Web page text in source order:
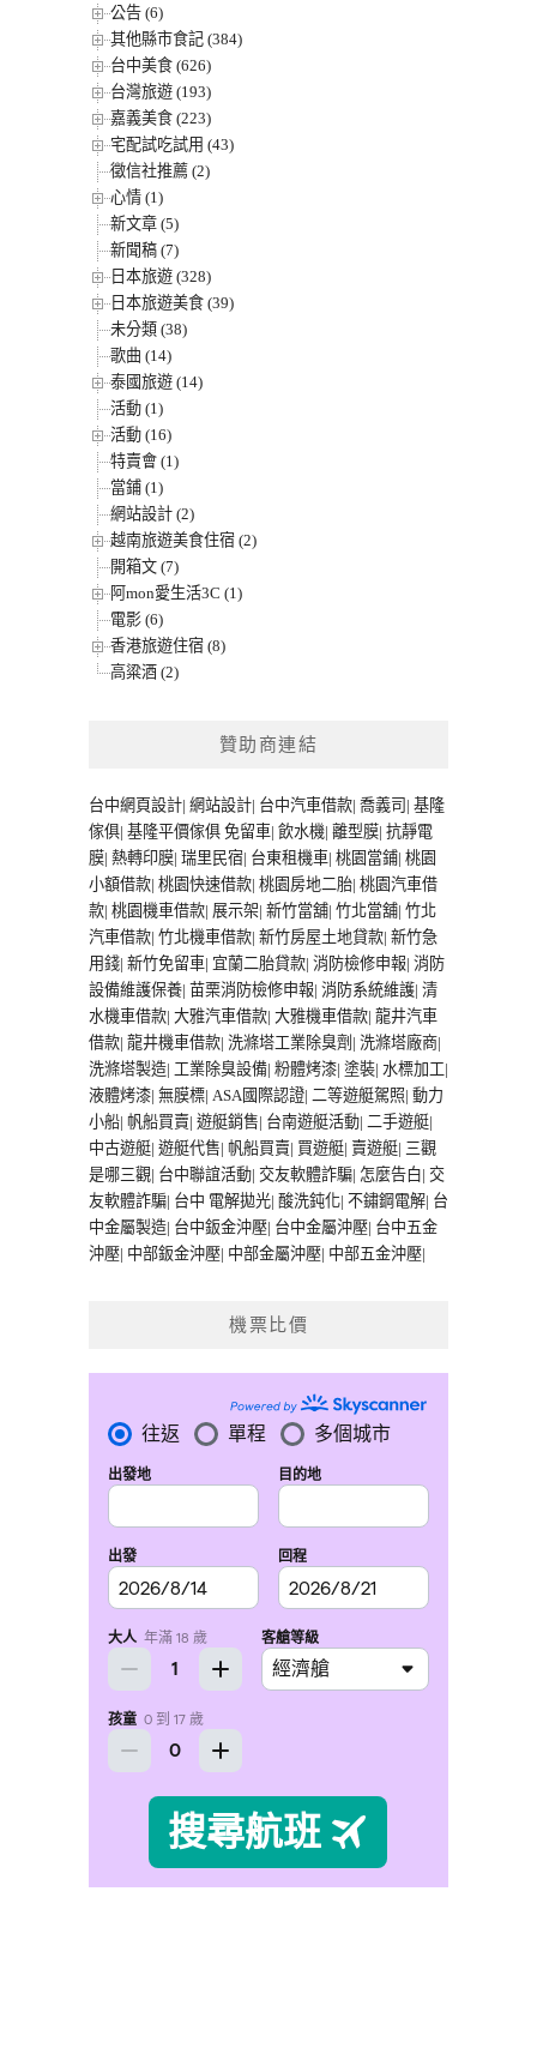
公告 (6)
其他縣市食記 (384)
台中美食 (626)
台灣旅遊 (193)
嘉義美食 (223)
宅配試吃試用 (43)
徵信社推薦 (2)
心情 (1)
新文章 (5)
新聞稿 (7)
日本旅遊 (328)
日本旅遊美食 (39)
未分類 (38)
歌曲 (14)
泰國旅遊 (14)
活動 (1)
活動 (16)
特賣會 (1)
當鋪 (1)
網站設計 (2)
越南旅遊美食住宿 (2)
開箱文 (7)
阿mon愛生活3C (1)
電影 (6)
香港旅遊住宿 (8)
高粱酒 (2)
贊助商連結
台中網頁設計| 網站設計| 台中汽車借款| 喬義司 | 基隆
傢俱| 基隆平價傢俱 免留車| 飲水機| 離型膜| 抗靜電
膜| 熱轉印膜| 瑞里民宿| 台東租機車| 桃園當鋪| 桃園
小額借款| 桃園快速借款| 桃園房地二胎| 桃園汽車借
款| 桃園機車借款| 展示架| 新竹當舖| 竹北當舖| 竹北
汽車借款| 竹北機車借款| 新竹房屋土地貸款| 新竹急
用錢| 新竹免留車| 宜蘭二胎貸款| 消防檢修申報| 消防
設備維護保養| 苗栗消防檢修申報| 消防系統維護| 清
水機車借款| 大雅汽車借款| 大雅機車借款| 龍井汽車
借款| 龍井機車借款| 洗滌塔工業除臭劑 | 洗滌塔廠商|
洗滌塔製造| 工業除臭設備| 粉體烤漆| 塗裝| 水標加工|
液體烤漆| 無膜標| ASA國際認證| 二等遊艇駕照| 動力
小船| 帆船買賣| 遊艇銷售| 台南遊艇活動| 二手遊艇|
中古遊艇| 遊艇代售| 帆船買賣| 買遊艇| 賣遊艇| 三觀
是哪三觀| 台中聯誼活動| 交友軟體詐騙| 怎麼告白| 交
友軟體詐騙| 台中 電解拋光| 酸洗鈍化| 不鏽鋼電解| 台
中金屬製造| 台中鈑金沖壓| 台中金屬沖壓| 台中五金
沖壓| 中部鈑金沖壓| 中部金屬沖壓| 中部五金沖壓|
機票比價